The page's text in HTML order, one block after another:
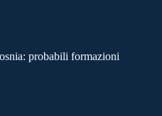
probabili formazioni